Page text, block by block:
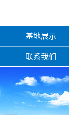
基地展示
联系我们